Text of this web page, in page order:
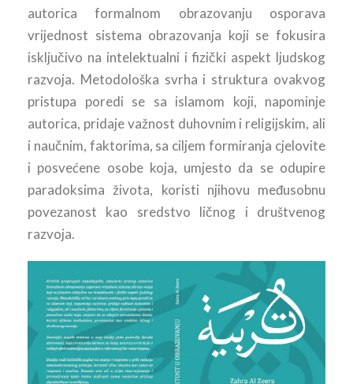
autorica formalnom obrazovanju osporava
vrijednost sistema obrazovanja koji se fokusira
isključivo na intelektualni i fizički aspekt ljudskog
razvoja. Metodološka svrha i struktura ovakvog
pristupa poredi se sa islamom koji, napominje
autorica, pridaje važnost duhovnim i religijskim, ali
i naučnim, faktorima, sa ciljem formiranja cjelovite
i posvećene osobe koja, umjesto da se odupire
paradoksima života, koristi njihovu međusobnu
povezanost kao sredstvo ličnog i društvenog
razvoja.